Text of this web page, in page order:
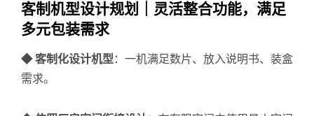
客制机型设计规划｜灵活整合功能，满足
多元包装需求
◆ 客制化设计机型 ：一机满足数片、放入说明书、装盒
需求。